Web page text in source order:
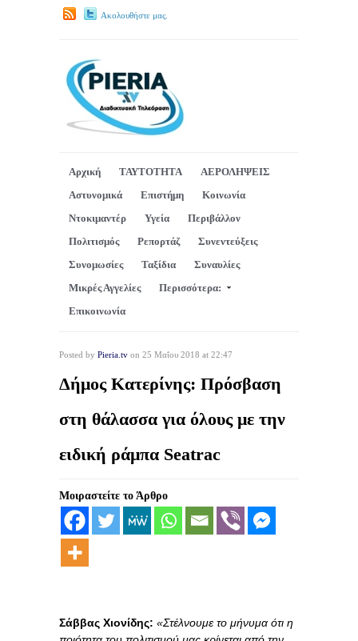
Ακολουθήστε μας.
Αρχική ΤΑΥΤΟΤΗΤΑ
ΑΕΡΟΛΗΨΕΙΣ
Αστυνομικά
Επιστήμη
Κοινωνία
Ντοκιμαντέρ
Υγεία
Περιβάλλον
Πολιτισμός
Ρεπορτάζ
Συνεντεύξεις
Συνομωσίες
Ταξίδια
Συναυλίες
Μικρές Αγγελίες
Περισσότερα:
Επικοινωνία
Posted by Pieria.tv on 25 Μαΐου 2018 at 22:47
Δήμος Κατερίνης: Πρόσβαση
στη θάλασσα για όλους με την
ειδική ράμπα Seatrac
Μοιραστείτε το Άρθρο
Σάββας Χιονίδης: «Στέλνουμε το μήνυμα ότι η